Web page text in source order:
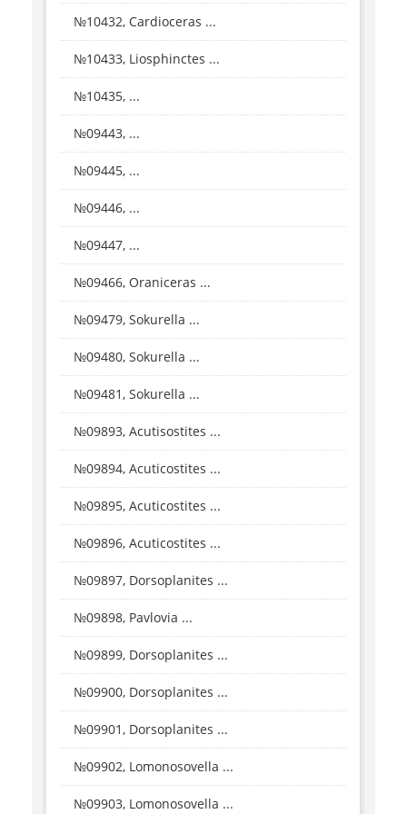
№10432, Cardioceras ...
№10433, Liosphinctes ...
№10435, ...
№09443, ...
№09445, ...
№09446, ...
№09447, ...
№09466, Oraniceras ...
№09479, Sokurella ...
№09480, Sokurella ...
№09481, Sokurella ...
№09893, Acutisostites ...
№09894, Acuticostites ...
№09895, Acuticostites ...
№09896, Acuticostites ...
№09897, Dorsoplanites ...
№09898, Pavlovia ...
№09899, Dorsoplanites ...
№09900, Dorsoplanites ...
№09901, Dorsoplanites ...
№09902, Lomonosovella ...
№09903, Lomonosovella ...